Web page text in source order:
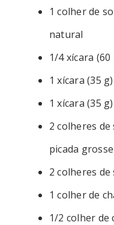
1 colher de
natural
1/4 xícara
1 xícara (35
1 xícara (35
2 colheres de
picada
2 colheres de
1 colher de
1/2 colher de